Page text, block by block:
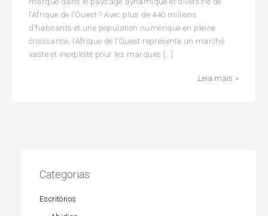
l’Afrique de l’Ouest ? Avec plus de 440 millions
d’habitants et une population numérique en pleine
croissance, l’Afrique de l’Ouest représente un marché
vaste et inexploité pour les marques […]
Leia mais >
Categorias
Escritórios